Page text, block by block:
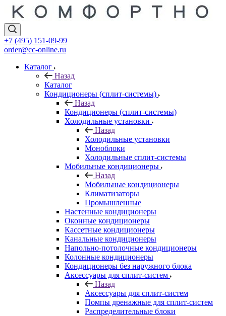
+7 (495) 151-09-99
order@cc-online.ru
Каталог
Назад
Каталог
Кондиционеры (сплит-системы)
Назад
Кондиционеры (сплит-системы)
Холодильные установки
Назад
Холодильные установки
Моноблоки
Холодильные сплит-системы
Мобильные кондиционеры
Назад
Мобильные кондиционеры
Климатизаторы
Промышленные
Настенные кондиционеры
Оконные кондиционеры
Кассетные кондиционеры
Канальные кондиционеры
Напольно-потолочные кондиционеры
Колонные кондиционеры
Кондиционеры без наружного блока
Аксессуары для сплит-систем
Назад
Аксессуары для сплит-систем
Помпы дренажные для сплит-систем
Распределительные блоки